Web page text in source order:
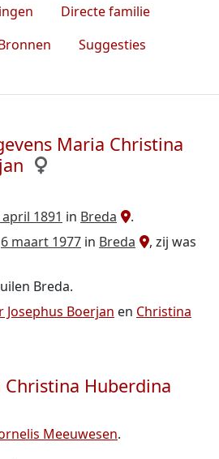
Directe familie
Suggesties
Maria Christina
1891 in Breda
.
6 maart 1977 in Breda
, zij was
Breda.
Josephus Boerjan en Christina
Christina Huberdina
Meeuwesen.